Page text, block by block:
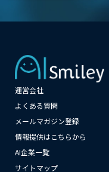
運営会社
よくある質問
メールマガジン登録
情報提供はこちらから
AI企業一覧
サイトマップ